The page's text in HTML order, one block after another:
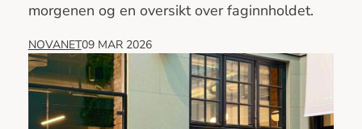
morgenen og en oversikt over faginnholdet.
NOVANET09 MAR 2026